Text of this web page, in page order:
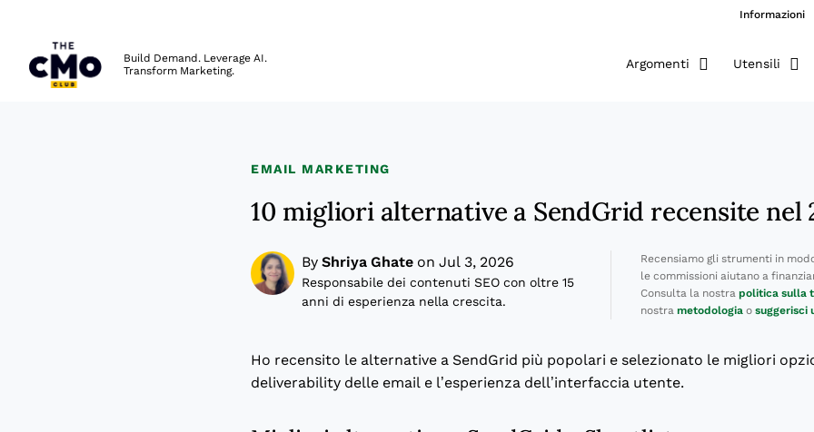
Informazioni
Build Demand. Leverage AI.
Transform Marketing.
Argomenti Utensili
EMAIL MARKETING
10 migliori alternative a SendGrid recensite nel
By Shriya Ghate on Jul 3, 2026
Responsabile dei contenuti SEO con oltre 15
anni di esperienza nella crescita.
Recensiamo gli strumenti in
le commissioni aiutano a
Consulta la nostra politica sulla
nostra metodologiao suggerisci
Ho recensito le alternative a SendGrid più popolari e selezionato le migliori
deliverability delle email e l’esperienza dell’interfaccia utente.